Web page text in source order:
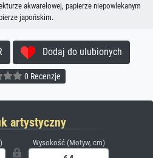
akwarelowej, papierze niepowlekanym
japońskim.
Dodaj do ulubionych
0 Recenzje
artystyczny
Wysokość (Motyw, cm)